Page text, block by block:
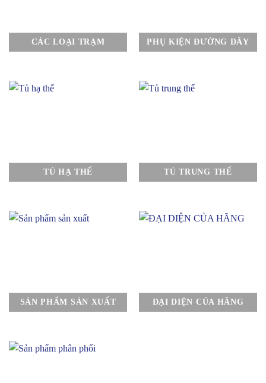
CÁC LOẠI TRẠM PHỤ KIỆN ĐƯỜNG DÂY
TỦ HẠ THẾ TỦ TRUNG THẾ
SẢN PHẨM SẢN XUẤT ĐẠI DIỆN CỦA HÃNG